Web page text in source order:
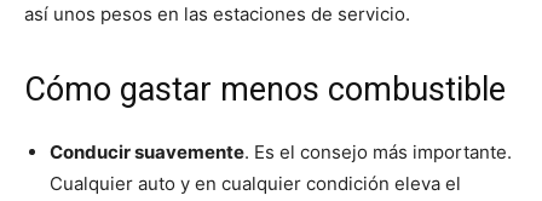
así unos pesos en las estaciones de servicio.
Cómo gastar menos combustible
Conducir suavemente. Es el consejo más importante.
Cualquier auto y en cualquier condición eleva el